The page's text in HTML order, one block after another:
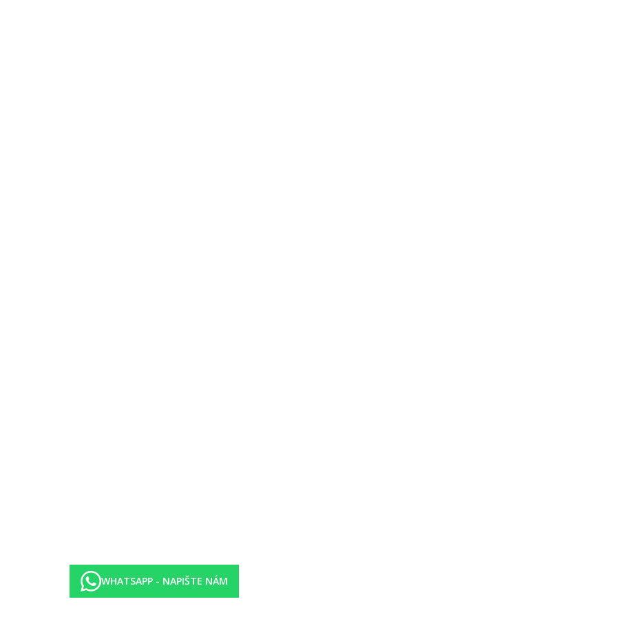
- 21:00) v hlavní bufetové restauraci
Bageecha
- 21:00) v hlavní bufetové restauraci
Bageecha
The Lagoon
nápojů (10:00 - 01:00)
WHATSAPP - NAPIŠTE NÁM